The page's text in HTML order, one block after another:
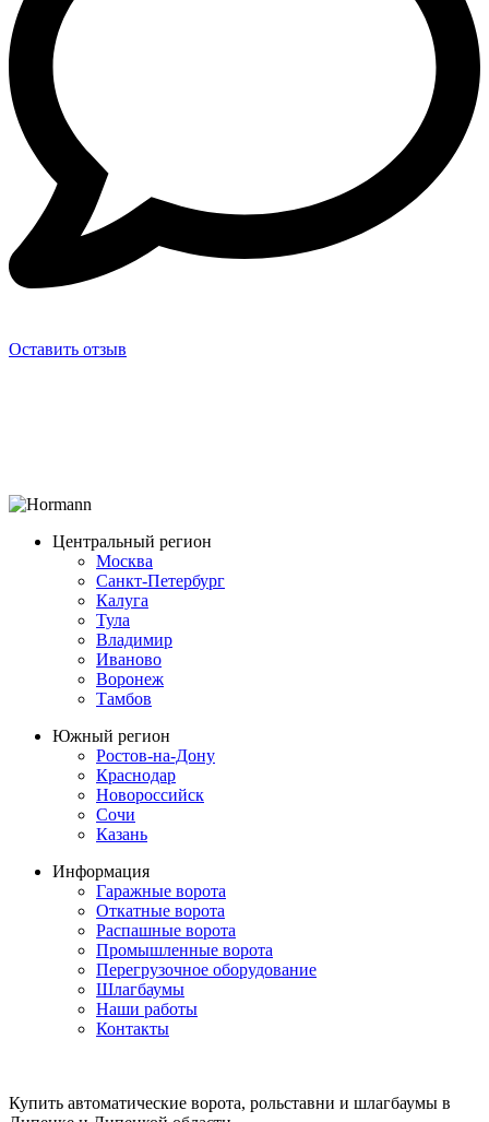
Оставить отзыв
Центральный регион
Москва
Санкт-Петербург
Калуга
Тула
Владимир
Иваново
Воронеж
Тамбов
Южный регион
Ростов-на-Дону
Краснодар
Новороссийск
Сочи
Казань
Информация
Гаражные ворота
Откатные ворота
Распашные ворота
Промышленные ворота
Перегрузочное оборудование
Шлагбаумы
Наши работы
Контакты
Купить автоматические ворота, рольставни и шлагбаумы в